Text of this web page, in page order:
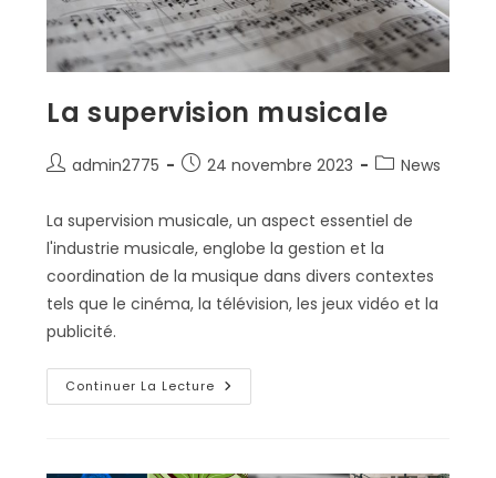
La supervision musicale
Auteur/autrice
la
publication :
admin2775
Publication
24 novembre 2023
PostNews
La supervision musicale, un aspect essentiel de
l'industrie musicale, englobe la gestion et la
coordination de la musique dans divers contextes
tels que le cinéma, la télévision, les jeux vidéo et la
publicité.
Continuer La Lecture La
Supervision